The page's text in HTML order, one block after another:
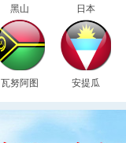
黑山 日本
瓦努阿图 安提瓜